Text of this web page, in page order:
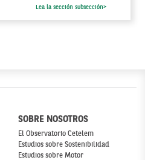
Lea la sección subsección>
SOBRE NOSOTROS
El Observatorio Cetelem
Estudios sobre Sostenibilidad
Estudios sobre Motor